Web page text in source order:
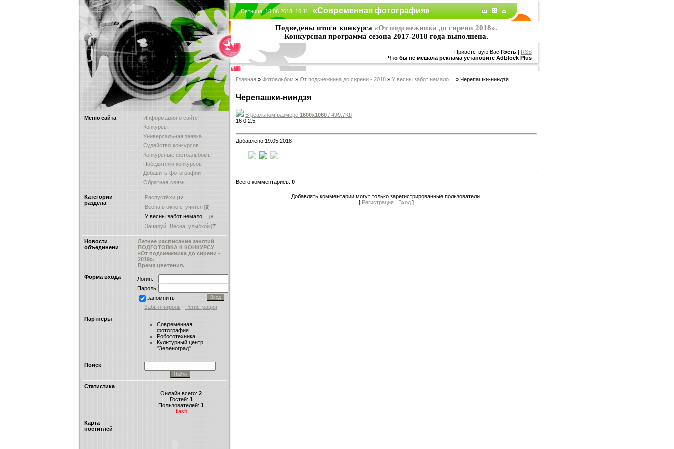
Меню сайта
Информация о сайте
Конкурсы
Универсальная заявка
Судейство конкурсов
Конкурсные фотоальбомы
Победители конкурсов
Добавить фотографии
Обратная связь
Категории
раздела
Распустёхи [12]
Весна в окно стучится [9]
У весны забот немало… [8]
Зачаруй, Весна, улыбкой [7]
Новости
объединени
Летнее расписание занятий
ПОДГОТОВКА К КОНКУРСУ
«От подснежника до сирени -
2019».
Время цветения.
Форма входа
Логин:
Пароль:
запомнить
Забыл пароль| Регистрация
Партнёры
Современная
фотография
Робототехника
Культурный центр
"Зеленоград"
Поиск
Статистика
Онлайн всего: 2
Гостей: 1
Пользователей: 1
flash
Карта
поститлей
Пятница, 15.06.2018, 16:11«Современная фотография»
Подведены итоги конкурса «От подснежника до сирени 2018».
Конкурсная программа сезона 2017-2018 года выполнена.
Приветствую Вас Гость | RSS
Что бы не мешала реклама установите Adblock Plus
Главная » Фотоальбом » От подснежника до сирени - 2018 » У весны забот немало… » Черепашки-ниндзя
Черепашки-ниндзя
В реальном размере 1600x1060 / 499.7Kb
16 0 2.5
Добавлено 19.05.2018
Всего комментариев: 0
Добавлять комментарии могут только зарегистрированные пользователи.
[ Регистрация | Вход ]